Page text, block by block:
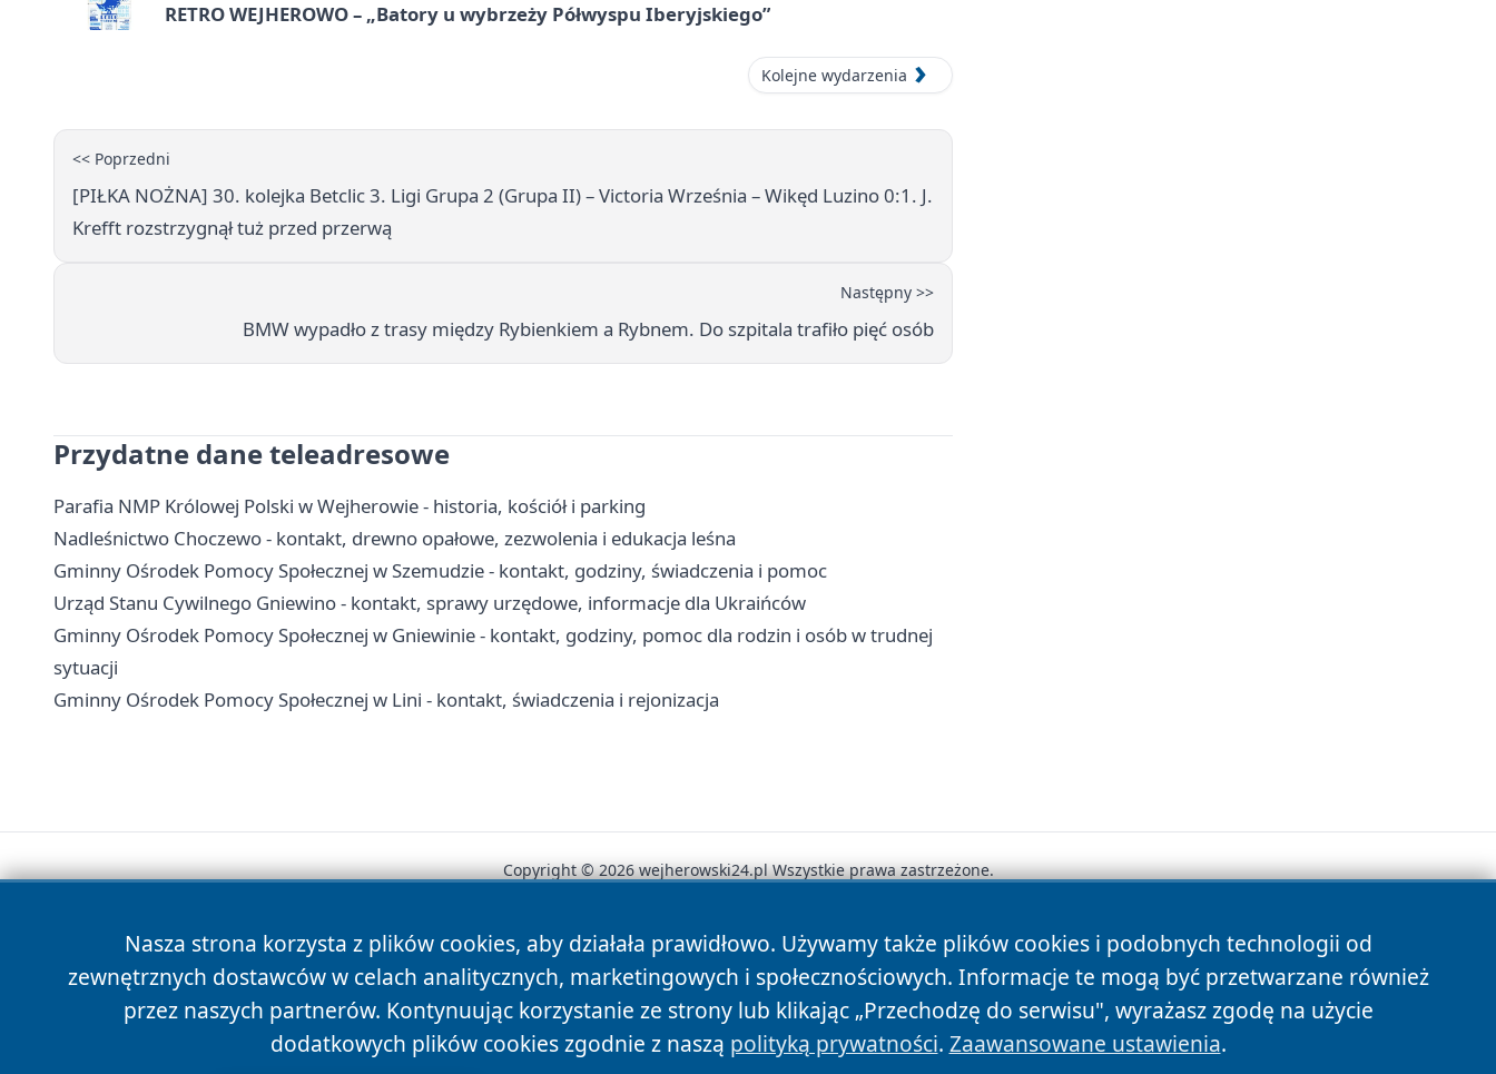
RETRO WEJHEROWO – „Batory u wybrzeży Półwyspu Iberyjskiego”
Kolejne wydarzenia
<< Poprzedni
[PIŁKA NOŻNA] 30. kolejka Betclic 3. Ligi Grupa 2 (Grupa II) – Victoria Września – Wikęd Luzino 0:1. J.
Krefft rozstrzygnął tuż przed przerwą
Następny >>
BMW wypadło z trasy między Rybienkiem a Rybnem. Do szpitala trafiło pięć osób
Przydatne dane teleadresowe
Parafia NMP Królowej Polski w Wejherowie - historia, kościół i parking
Nadleśnictwo Choczewo - kontakt, drewno opałowe, zezwolenia i edukacja leśna
Gminny Ośrodek Pomocy Społecznej w Szemudzie - kontakt, godziny, świadczenia i pomoc
Urząd Stanu Cywilnego Gniewino - kontakt, sprawy urzędowe, informacje dla Ukraińców
Gminny Ośrodek Pomocy Społecznej w Gniewinie - kontakt, godziny, pomoc dla rodzin i osób w trudnej
sytuacji
Gminny Ośrodek Pomocy Społecznej w Lini - kontakt, świadczenia i rejonizacja
Nasza strona korzysta z plików cookies, aby działała prawidłowo. Używamy także plików cookies i podobnych technologii od
zewnętrznych dostawców w celach analitycznych, marketingowych i społecznościowych. Informacje te mogą być przetwarzane również
przez naszych partnerów. Kontynuując korzystanie ze strony lub klikając „Przechodzę do serwisu", wyrażasz zgodę na użycie
dodatkowych plików cookies zgodnie z naszą polityką prywatności. Zaawansowane ustawienia.
Copyright © 2026 wejherowski24.pl Wszystkie prawa zastrzeżone.
News Autorzy Polityka Prywatności Polityka Cookies